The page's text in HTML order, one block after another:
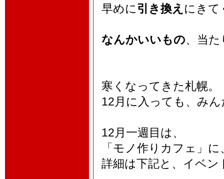
早めに引き換え にきて
なんかいいもの、当
寒くなってきた札幌。
12月に入っても、み
12月一週目は、
「モノ作りカフェ」
詳細は下記と、イベ